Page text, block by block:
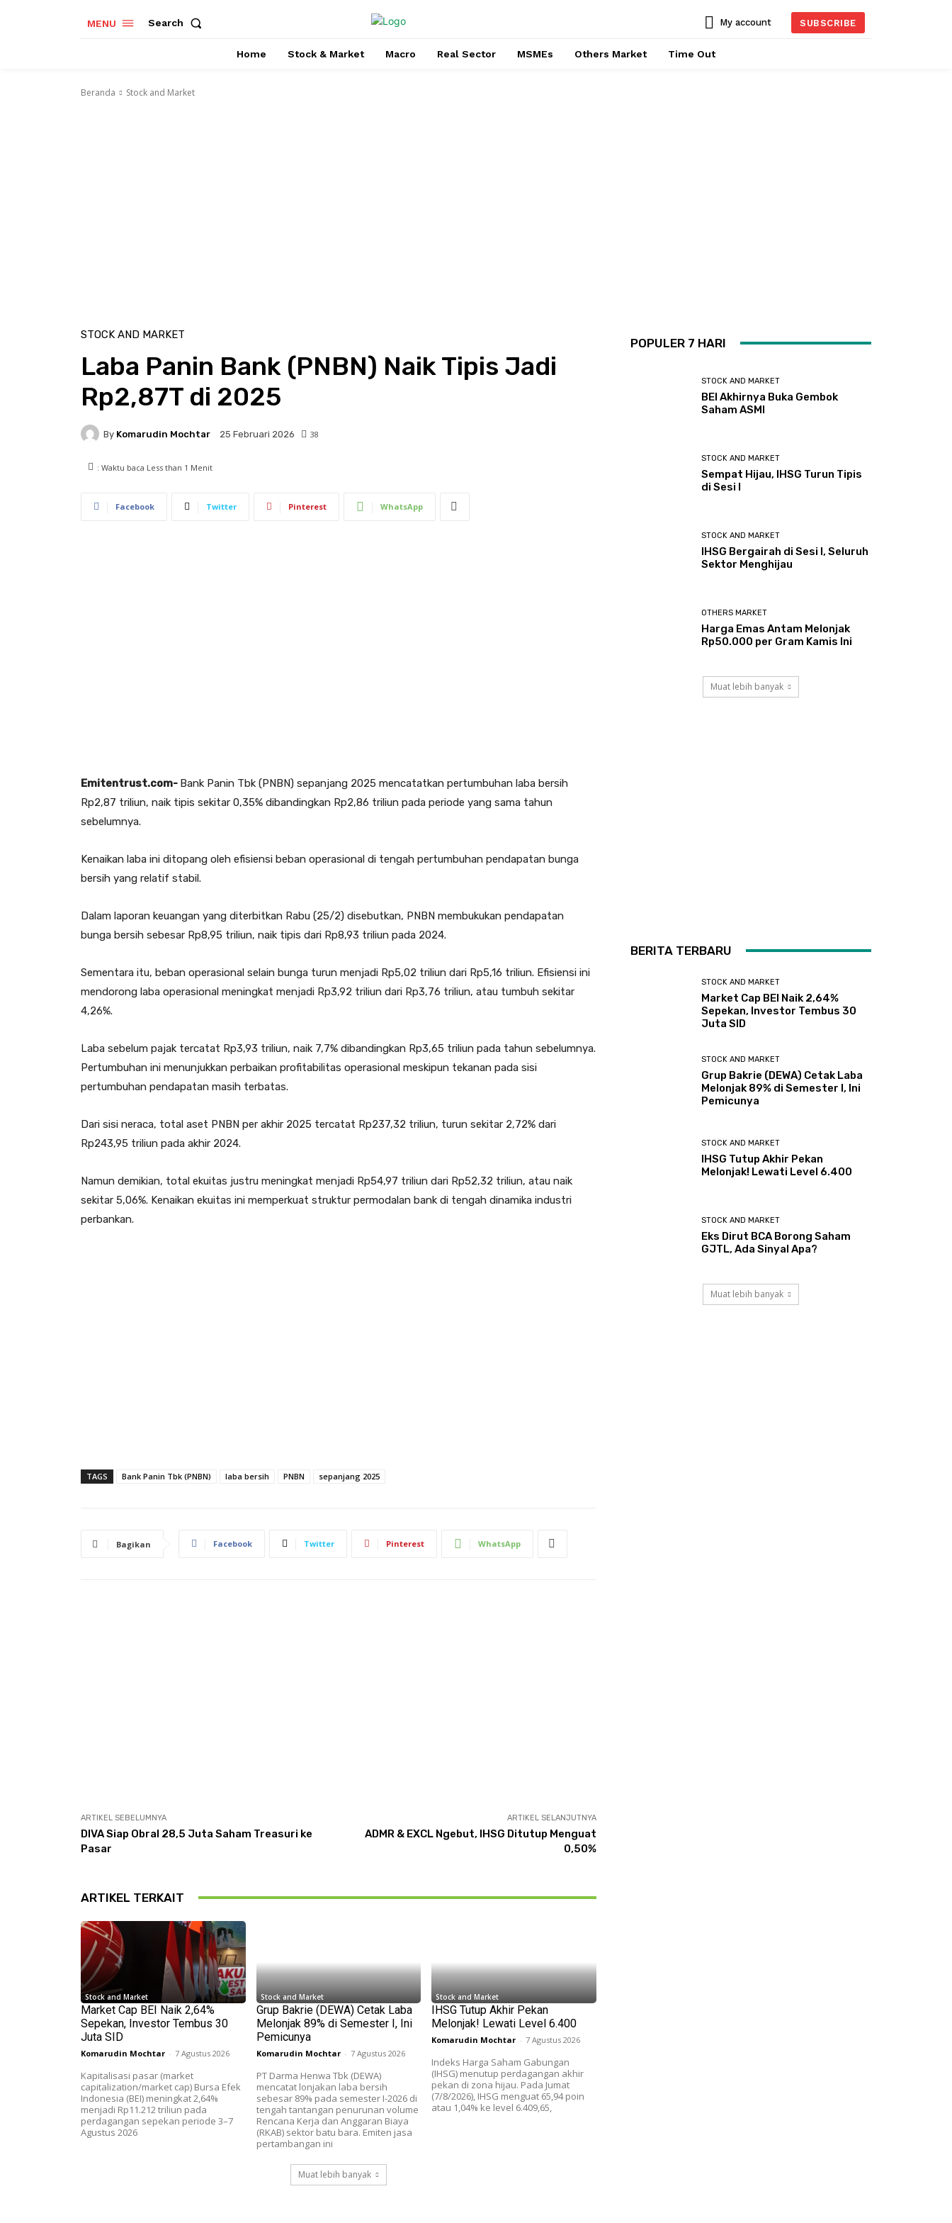
MENU Search My account SUBSCRIBE
Home Stock & Market Macro Real Sector MSMEs Others Market Time Out
Beranda Stock and Market
STOCK AND MARKET
Laba Panin Bank (PNBN) Naik Tipis Jadi
Rp2,87T di 2025
By Komarudin Mochtar 25 Februari 2026 38
: Waktu baca Less than 1 Menit
Facebook Twitter Pinterest WhatsApp
Emitentrust.com- Bank Panin Tbk (PNBN) sepanjang 2025 mencatatkan pertumbuhan laba bersih
Rp2,87 triliun, naik tipis sekitar 0,35% dibandingkan Rp2,86 triliun pada periode yang sama tahun
sebelumnya.
Kenaikan laba ini ditopang oleh efisiensi beban operasional di tengah pertumbuhan pendapatan bunga
bersih yang relatif stabil.
Dalam laporan keuangan yang diterbitkan Rabu (25/2) disebutkan, PNBN membukukan pendapatan
bunga bersih sebesar Rp8,95 triliun, naik tipis dari Rp8,93 triliun pada 2024.
Sementara itu, beban operasional selain bunga turun menjadi Rp5,02 triliun dari Rp5,16 triliun. Efisiensi ini
mendorong laba operasional meningkat menjadi Rp3,92 triliun dari Rp3,76 triliun, atau tumbuh sekitar
4,26%.
Laba sebelum pajak tercatat Rp3,93 triliun, naik 7,7% dibandingkan Rp3,65 triliun pada tahun sebelumnya.
Pertumbuhan ini menunjukkan perbaikan profitabilitas operasional meskipun tekanan pada sisi
pertumbuhan pendapatan masih terbatas.
Dari sisi neraca, total aset PNBN per akhir 2025 tercatat Rp237,32 triliun, turun sekitar 2,72% dari
Rp243,95 triliun pada akhir 2024.
Namun demikian, total ekuitas justru meningkat menjadi Rp54,97 triliun dari Rp52,32 triliun, atau naik
sekitar 5,06%. Kenaikan ekuitas ini memperkuat struktur permodalan bank di tengah dinamika industri
perbankan.
TAGS Bank Panin Tbk (PNBN) laba bersih PNBN sepanjang 2025
Bagikan Facebook Twitter Pinterest WhatsApp
ARTIKEL SEBELUMNYA
DIVA Siap Obral 28,5 Juta Saham Treasuri ke
Pasar
ARTIKEL SELANJUTNYA
ADMR & EXCL Ngebut, IHSG Ditutup Menguat
0,50%
ARTIKEL TERKAIT
Stock and Market
Market Cap BEI Naik 2,64%
Sepekan, Investor Tembus 30
Juta SID
Komarudin Mochtar - 7 Agustus 2026
Kapitalisasi pasar (market
capitalization/market cap) Bursa Efek
Indonesia (BEI) meningkat 2,64%
menjadi Rp11.212 triliun pada
perdagangan sepekan periode 3–7
Agustus 2026
Stock and Market
Grup Bakrie (DEWA) Cetak Laba
Melonjak 89% di Semester I, Ini
Pemicunya
Komarudin Mochtar - 7 Agustus 2026
PT Darma Henwa Tbk (DEWA)
mencatat lonjakan laba bersih
sebesar 89% pada semester I-2026 di
tengah tantangan penurunan volume
Rencana Kerja dan Anggaran Biaya
(RKAB) sektor batu bara. Emiten jasa
pertambangan ini
Stock and Market
IHSG Tutup Akhir Pekan
Melonjak! Lewati Level 6.400
Komarudin Mochtar - 7 Agustus 2026
Indeks Harga Saham Gabungan
(IHSG) menutup perdagangan akhir
pekan di zona hijau. Pada Jumat
(7/8/2026), IHSG menguat 65,94 poin
atau 1,04% ke level 6.409,65,
Muat lebih banyak
POPULER 7 HARI
STOCK AND MARKET
BEI Akhirnya Buka Gembok
Saham ASMI
STOCK AND MARKET
Sempat Hijau, IHSG Turun Tipis
di Sesi I
STOCK AND MARKET
IHSG Bergairah di Sesi I, Seluruh
Sektor Menghijau
OTHERS MARKET
Harga Emas Antam Melonjak
Rp50.000 per Gram Kamis Ini
Muat lebih banyak
BERITA TERBARU
STOCK AND MARKET
Market Cap BEI Naik 2,64%
Sepekan, Investor Tembus 30
Juta SID
STOCK AND MARKET
Grup Bakrie (DEWA) Cetak Laba
Melonjak 89% di Semester I, Ini
Pemicunya
STOCK AND MARKET
IHSG Tutup Akhir Pekan
Melonjak! Lewati Level 6.400
STOCK AND MARKET
Eks Dirut BCA Borong Saham
GJTL, Ada Sinyal Apa?
Muat lebih banyak